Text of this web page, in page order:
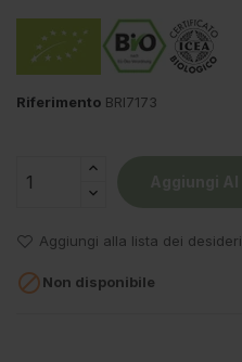
Riferimento BRI7173
Aggiungi alla lista dei desideri
Non disponibile